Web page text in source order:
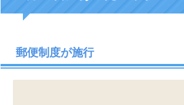
郵便制度が施行